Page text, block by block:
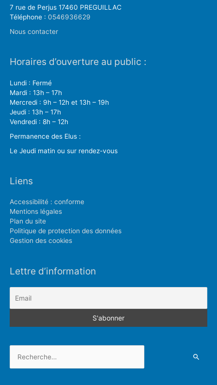
7 rue de Perjus 17460 PREGUILLAC
Téléphone : 0546936629
Nous contacter
Horaires d’ouverture au public :
Lundi : Fermé
Mardi : 13h – 17h
Mercredi : 9h – 12h et 13h – 19h
Jeudi : 13h – 17h
Vendredi : 8h – 12h
Permanence des Elus :
Le Jeudi matin ou sur rendez-vous
Liens
Accessibilité : conforme
Mentions légales
Plan du site
Politique de protection des données
Gestion des cookies
Lettre d’information